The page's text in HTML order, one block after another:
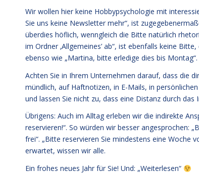
Wir wollen hier keine Hobbypsychologie mit
Sie uns keine Newsletter mehr“, ist
überdies höflich, wenngleich die Bitte natürlich
im Ordner ‚Allgemeines’ ab“, ist ebenfalls keine
ebenso wie „Martina, bitte erledige dies bis Montag“.
Achten Sie in Ihrem Unternehmen darauf, dass die
mündlich, auf Haftnotizen, in E-Mails, in
und lassen Sie nicht zu, dass eine Distanz durch das
Übrigens: Auch im Alltag erleben wir die indirekte
reservieren!“. So würden wir besser angesprochen:
frei“. „Bitte reservieren Sie mindestens eine Woche
erwartet, wissen wir alle.
Ein frohes neues Jahr für Sie! Und: „Weiterlesen“